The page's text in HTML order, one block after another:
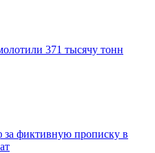
371 тысячу тонн
за фиктивную прописку в